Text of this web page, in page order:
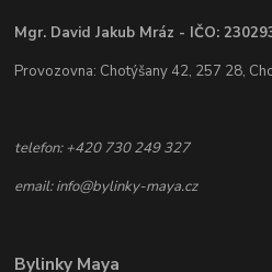
Mgr. David Jakub Mráz - IČO:
Provozovna: Chotýšany 42, 257 28,
telefon: +420 730 249 327
email: info@bylinky-maya.cz
Bylinky Maya